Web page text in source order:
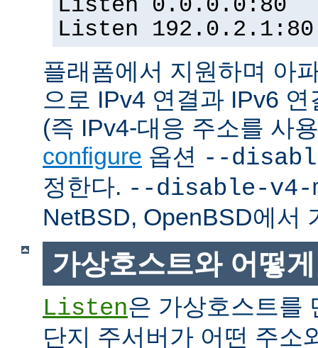
Listen 0.0.0.0:80
Listen 192.0.2.1:80
플래폼에서 지원하며 아
으로 IPv4 연결과 IPv6
(즉 IPv4-대응 주소를 사
configure 옵션 --
정한다. --disable-v4-
NetBSD, OpenBSD에서
가상호스트와 어떻
Listen은 가상호스트를
단지 주서버가 어떤 주소